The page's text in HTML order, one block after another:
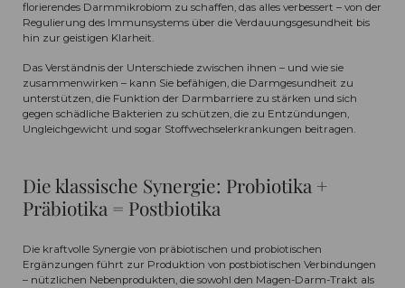
florierendes Darmmikrobiom zu schaffen, das alles verbessert – von der
Regulierung des Immunsystems über die Verdauungsgesundheit bis
hin zur geistigen Klarheit.
Das Verständnis der Unterschiede zwischen ihnen – und wie sie
zusammenwirken – kann Sie befähigen, die Darmgesundheit zu
unterstützen, die Funktion der Darmbarriere zu stärken und sich
gegen schädliche Bakterien zu schützen, die zu Entzündungen,
Ungleichgewicht und sogar Stoffwechselerkrankungen beitragen.
Die klassische Synergie: Probiotika +
Präbiotika = Postbiotika
Die kraftvolle Synergie von präbiotischen und probiotischen
Ergänzungen führt zur Produktion von postbiotischen Verbindungen
– nützlichen Nebenprodukten, die sowohl den Magen-Darm-Trakt als